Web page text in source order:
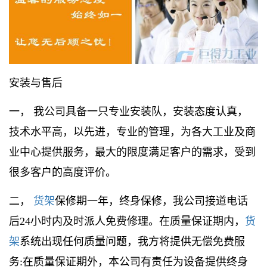
安装与售后
一， 我公司具备一只专业安装队，安装态度认真，
技术水平高，以先进，专业的管理，为各大工业及商
业中心提供服务，最大的限度满足客户的需求，受到
很多客户的高度评价。
二， 货架保修期一年，终身保修，我公司接道电话
后24小时内及时派人免费修理。在质量保证期内， 货
架系统出现任何质量问题，我方将提供无偿免费服
务:在质量保证期外，本公司有责任为设备提供终身